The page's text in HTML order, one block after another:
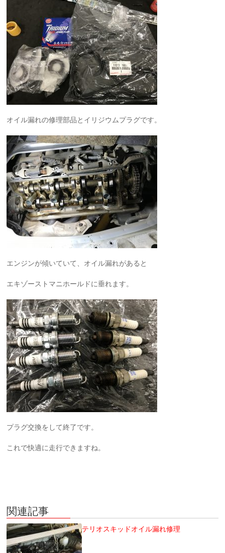
オイル漏れの修理部品とイリジウムプラグです。
エンジンが傾いていて、オイル漏れがあると
エキゾーストマニホールドに垂れます。
プラグ交換をして終了です。
これで快適に走行できますね。
関連記事
テリオスキッドオイル漏れ修理